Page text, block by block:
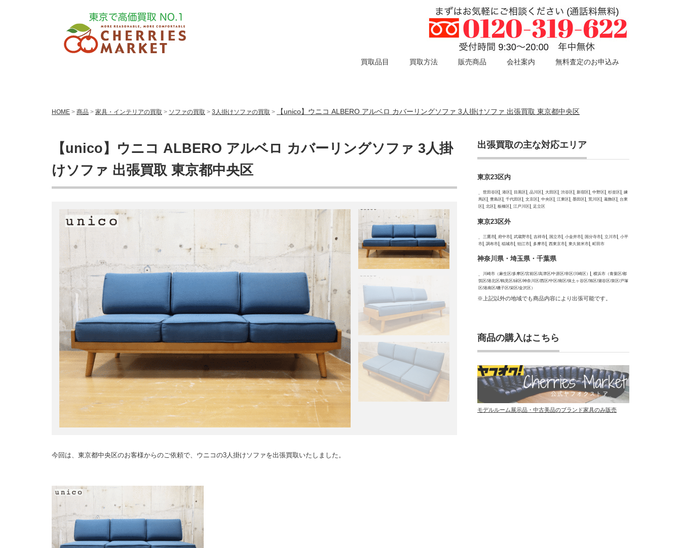
買取品目 買取方法 販売商品 会社案内 無料査定のお申込み
HOME > 商品 > 家具・インテリアの買取 > ソファの買取 > 3人掛けソファの買取 > 【unico】ウニコ ALBERO アルベロ カバーリングソファ 3人掛けソファ 出張買取 東京都中央区
【unico】ウニコ ALBERO アルベロ カバーリングソファ 3人掛
けソファ 出張買取 東京都中央区
今回は、東京都中央区のお客様からのご依頼で、ウニコの3人掛けソファを出張買取いたしました。
出張買取の主な対応エリア
東京23区内
世田谷区 港区 目黒区 品川区 大田区 渋谷区 新宿区 中野区 杉並区
練
馬区
豊島区 千代田区 文京区 中央区 江東区 墨田区 荒川区 葛飾区
台東
区
北区 板橋区 江戸川区 足立区
東京23区外
三鷹市 府中市 武蔵野市 吉祥寺 国立市 小金井市 国分寺市 立川市
小平
市
調布市 稲城市 狛江市 多摩市 西東京市 東久留米市 町田市
神奈川県・埼玉県・千葉県
川崎市（麻生区/多摩区/宮前区/高津区/中原区/幸区/川崎区）
横浜市（青葉区/都
筑区/港北区/鶴見区/緑区/神奈川区/西区/中区/南区/保土ヶ谷区/旭区/瀬谷区/泉区/戸塚
区/港南区/磯子区/栄区/金沢区）
※上記以外の地域でも商品内容により出張可能です。
商品の購入はこちら
モデルルーム展示品・中古美品のブランド家具のみ販売